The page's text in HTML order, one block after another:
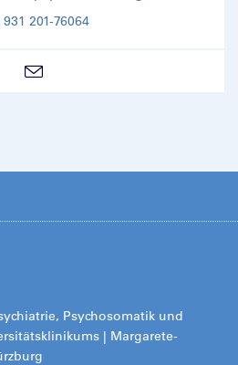
931 201-76064
Psychosomatik und
| Margarete-